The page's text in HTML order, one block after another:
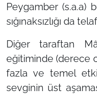
Peygamber (s.a.a)
sığınaksızlığı da
Diğer taraftan
eğitiminde (derece
fazla ve temel
sevginin üst